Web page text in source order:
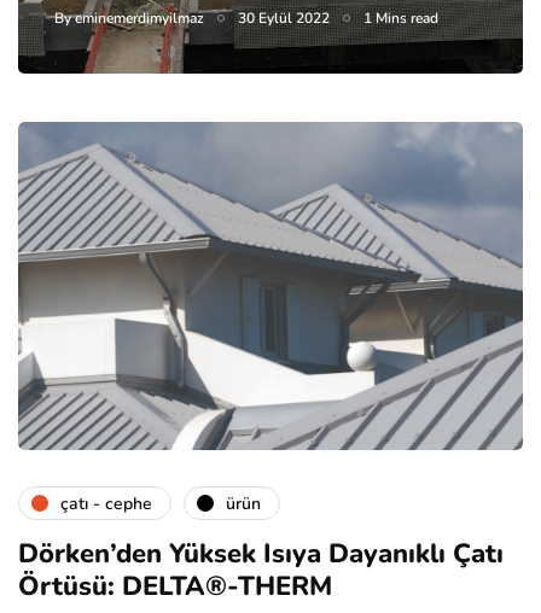
Byeminemerdimyilmaz 30 Eylül 2022 1 Mins read
çatı - cephe ürün
Dörken’den Yüksek Isıya Dayanıklı Çatı
Örtüsü: DELTA®-THERM